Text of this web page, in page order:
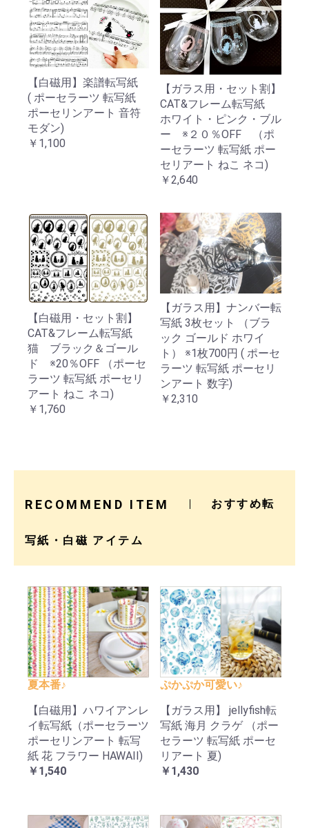
【白磁用】楽譜転写紙
( ポーセラーツ 転写紙
ポーセリンアート 音符
モダン)
￥1,100
【ガラス用・セット割】
CAT&フレーム転写紙
ホワイト・ピンク・ブル
ー ※２０％OFF （ポ
ーセラーツ 転写紙 ポー
セリアート ねこ ネコ)
￥2,640
【白磁用・セット割】
CAT&フレーム転写紙
猫 ブラック＆ゴール
ド ※20％OFF （ポーセ
ラーツ 転写紙 ポーセリ
アート ねこ ネコ)
￥1,760
【ガラス用】ナンバー転
写紙 3枚セット （ブラ
ック ゴールド ホワイ
ト） ※1枚700円 ( ポーセ
ラーツ 転写紙 ポーセリ
ンアート 数字)
￥2,310
RECOMMEND ITEM おすすめ転
写紙・白磁 アイテム
夏本番♪
【白磁用】ハワイアンレ
イ転写紙（ポーセラーツ
ポーセリンアート 転写
紙 花 フラワー HAWAII)
￥1,540
ぷかぷか可愛い♪
【ガラス用】 jellyfish転
写紙 海月 クラゲ （ポー
セラーツ 転写紙 ポーセ
リアート 夏)
￥1,430